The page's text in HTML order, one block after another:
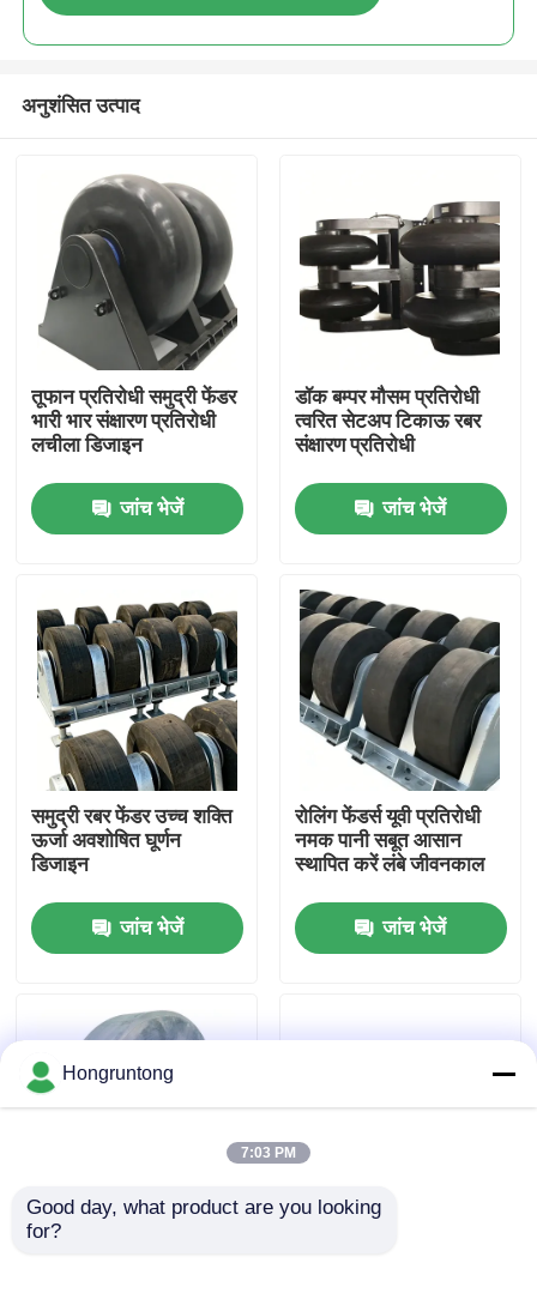
घर
उत्पाद
वीडियो
हमारे बारे में
कारखाना भ्रमण
एक उद्धरण का अनुरोध करें
योकोहामा रबर फेंडर
अनुशंसित उत्पाद
तूफान प्रतिरोधी समुद्री फेंडर
भारी भार संक्षारण प्रतिरोधी
लचीला डिजाइन
जांच भेजें
डॉक बम्पर मौसम प्रतिरोधी
त्वरित सेटअप टिकाऊ रबर
संक्षारण प्रतिरोधी
जांच भेजें
समुद्री रबर फेंडर उच्च शक्ति
ऊर्जा अवशोषित घूर्णन
डिजाइन
जांच भेजें
रोलिंग फेंडर्स यूवी प्रतिरोधी
नमक पानी सबूत आसान
स्थापित करें लंबे जीवनकाल
जांच भेजें
रोलर डॉक फेंडर शॉक
Hongruntong
7:03 PM
Good day, what product are you looking
for?